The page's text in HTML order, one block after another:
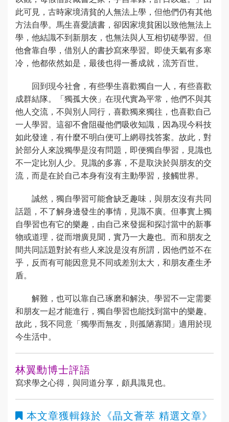
此可見，古時家境清貧的人無法上學，但他們仍有其他
方法自學。馬生喜愛讀書，卻因家境貧困以致他無法上
學，他結識不到新朋友，也無法與人互相切磋學習。但
他會靠自學，借別人的書抄寫來學習。即使天氣有多寒
冷，他都依然如是，最後也得一番成就，流芳百世。
回到現今社會，有些學生喜歡獨自一人，有些喜歡
成群結隊。「獨孤大俠」在現代實為平常，他們不與其
他人交流，不與別人同行，喜歡獨來獨往，也喜歡自己
一人學習。這卻不會阻礙他們吸收知識，因為現今科技
如此發達，有什麼不明白便可上網尋找答案。故此，對
於部分人來說獨學是沒有問題，即便獨自學習，見識也
不一定比別人少。見識的多寡，不是取決於與朋友的交
流，而是在於自己本身有沒有主動學習，接觸世界。
誠然，獨自學習可能會缺乏趣味，與朋友沒有共同
話題，不了解身邊發生的事情，見識不廣。但事實上獨
自學習也有它的樂趣，由自己來發掘和探討當中的新事
物或道理，從而增廣見聞，實乃一大趣也。而和朋友之
間共同話題對於有些人來說是沒有所謂，因他們並不在
乎，反而有可能因意見不同或差別太大，和朋友產生矛
盾。
解難，也可以靠自己琢磨和解決。學習不一定需要
和朋友一起才能進行，獨自學習也能找到當中的樂趣。
故此，我不同意「獨學而無友，則孤陋寡聞」適用於現
今生活中。
林翼勳博士評語
寫求學之心得，與同道分享，頗具識見也。
本文章獲輯錄於 《晶文薈萃 精選文章》